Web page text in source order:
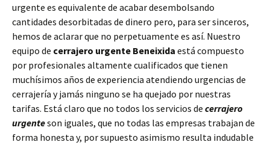
urgente es equivalente de acabar desembolsando
cantidades desorbitadas de dinero pero, para ser sinceros,
hemos de aclarar que no perpetuamente es así. Nuestro
equipo de cerrajero urgente Beneixida está compuesto
por profesionales altamente cualificados que tienen
muchísimos años de experiencia atendiendo urgencias de
cerrajería y jamás ninguno se ha quejado por nuestras
tarifas. Está claro que no todos los servicios de cerrajero
urgenteson iguales, que no todas las empresas trabajan de
forma honesta y, por supuesto asimismo resulta indudable